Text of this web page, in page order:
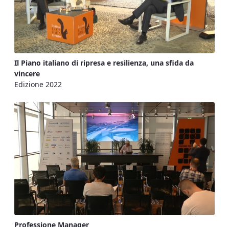
Il Piano italiano di ripresa e resilienza, una sfida da
vincere
Edizione 2022
Professione Manager